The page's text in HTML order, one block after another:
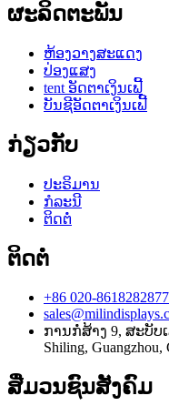
ຜະລິດຕະພັນ
ຫ້ອງວາງສະແດງ
ປ່ອງແສງ
tent ອັດຕາເງິນເຟີ້
ບັນຊີອັດຕາເງິນເຟີ້
ກ່ຽວກັບ
ປະຣິມານ
ກໍລະນີ
ຕິດຕໍ່
ຕິດຕໍ່
+86 020-8618282877
ການກໍ່ສ້າງ 9, ສະບັບ
Shiling, Guangzhou,
ສື່ມວນຊົນສັງຄົມ